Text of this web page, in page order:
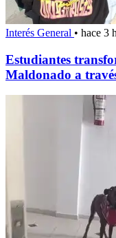
Interés General • hace 3
Estudiantes
Maldonado a